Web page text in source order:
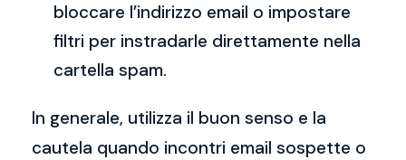
bloccare l’indirizzo email o impostare
filtri per instradarle direttamente nella
cartella spam.
In generale, utilizza il buon senso e la
cautela quando incontri email sospette o